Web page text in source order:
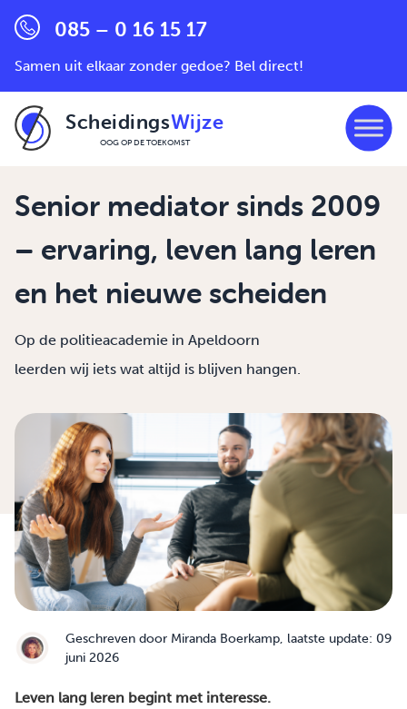
085 – 0 16 15 17
Samen uit elkaar zonder gedoe? Bel direct!
ScheidingsWijze
OOG OP DE TOEKOMST
Senior mediator sinds 2009
– ervaring, leven lang leren
en het nieuwe scheiden
Op de politieacademie in Apeldoorn
leerden wij iets wat altijd is blijven hangen.
Geschreven door Miranda Boerkamp, laatste update: 09
juni 2026
Leven lang leren begint met interesse.